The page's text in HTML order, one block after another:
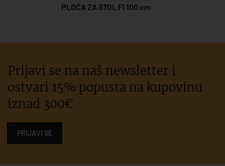
PLOČA ZA STOL FI 100 cm
Prijavi se na naš newsletter i
ostvari 15% popusta na kupovinu
iznad 300€
PRIJAVI SE